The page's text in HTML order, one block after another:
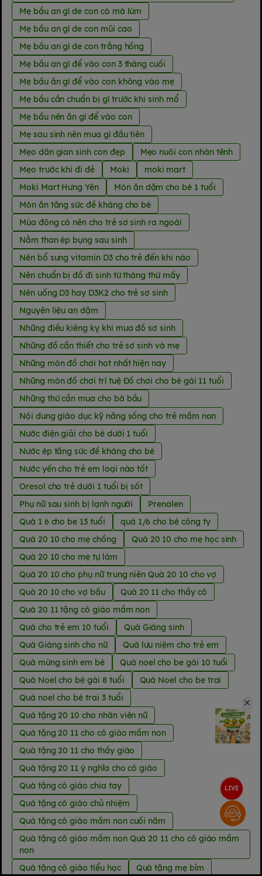
Mẹ bầu an gì de con có má lúm
Mẹ bầu an gì de con mũi cao
Mẹ bầu an gì de con trắng hồng
Mẹ bầu an gì để vào con 3 tháng cuối
Mẹ bầu ăn gì để vào con không vào mẹ
Mẹ bầu cần chuẩn bị gì trước khi sinh mổ
Mẹ bầu nên ăn gì để vào con
Mẹ sau sinh nên mua gì đầu tiên
Mẹo dân gian sinh con đẹp
Mẹo nuôi con nhàn tênh
Mẹo trước khi đi đẻ
Moki
moki mart
Moki Mart Hưng Yên
Món ăn dặm cho bé 1 tuổi
Món ăn tăng sức đề kháng cho bé
Mùa đông có nên cho trẻ sơ sinh ra ngoài
Nằm than ép bụng sau sinh
Nên bổ sung vitamin D3 cho trẻ đến khi nào
Nên chuẩn bị đồ đi sinh từ tháng thứ mấy
Nên uống D3 hay D3K2 cho trẻ sơ sinh
Nguyên liệu an dặm
Những điều kiêng kỵ khi mua đồ sơ sinh
Những đồ cần thiết cho trẻ sơ sinh và mẹ
Những món đồ chơi hot nhất hiện nay
Những món đồ chơi trí tuệ Đồ chơi cho bé gái 11 tuổi
Những thứ cần mua cho bà bầu
Nội dung giáo dục kỹ năng sống cho trẻ mầm non
Nước điện giải cho bé dưới 1 tuổi
Nước ép tăng sức đề kháng cho bé
Nước yến cho trẻ em loại nào tốt
Oresol cho trẻ dưới 1 tuổi bị sốt
Phụ nữ sau sinh bị lạnh người
Prenalen
Quà 1 6 cho be 13 tuổi
quà 1/6 cho bé công ty
Quà 20 10 cho mẹ chồng
Quà 20 10 cho mẹ học sinh
Quà 20 10 cho mẹ tự làm
Quà 20 10 cho phụ nữ trung niên Quà 20 10 cho vợ
Quà 20 10 cho vợ bầu
Quà 20 11 cho thầy cô
Quà 20 11 tặng cô giáo mầm non
Quà cho trẻ em 10 tuổi
Quà Giáng sinh
Quà Giáng sinh cho nữ
Quà lưu niệm cho trẻ em
Quà mừng sinh em bé
Quà noel cho be gái 10 tuổi
Quà Noel cho bé gái 8 tuổi
Quà Noel cho be trai
Quà noel cho bé trai 3 tuổi
Quà tặng 20 10 cho nhân viên nữ
Quà tặng 20 11 cho cô giáo mầm non
Quà tặng 20 11 cho thầy giáo
Quà tặng 20 11 ý nghĩa cho cô giáo
Quà tặng cô giáo chia tay
Quà tặng cô giáo chủ nhiệm
Quà tặng cô giáo mầm non cuối năm
Quà tặng cô giáo mầm non Quà 20 11 cho cô giáo mầm
non
Quà tặng cô giáo tiểu học
Quà tặng mẹ bỉm
LIVE